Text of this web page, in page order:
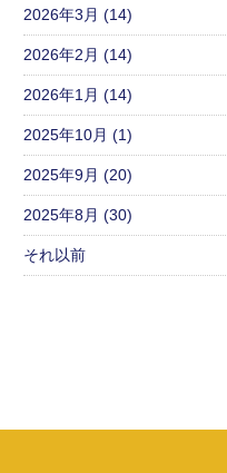
2026年3月 (14)
2026年2月 (14)
2026年1月 (14)
2025年10月 (1)
2025年9月 (20)
2025年8月 (30)
それ以前